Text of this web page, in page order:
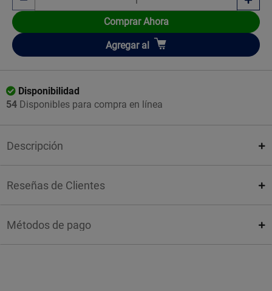
Comprar Ahora
Añadir
Agregar al
Disponibilidad
54 Disponibles para compra en línea
Descripción
Reseñas de Clientes
Métodos de pago